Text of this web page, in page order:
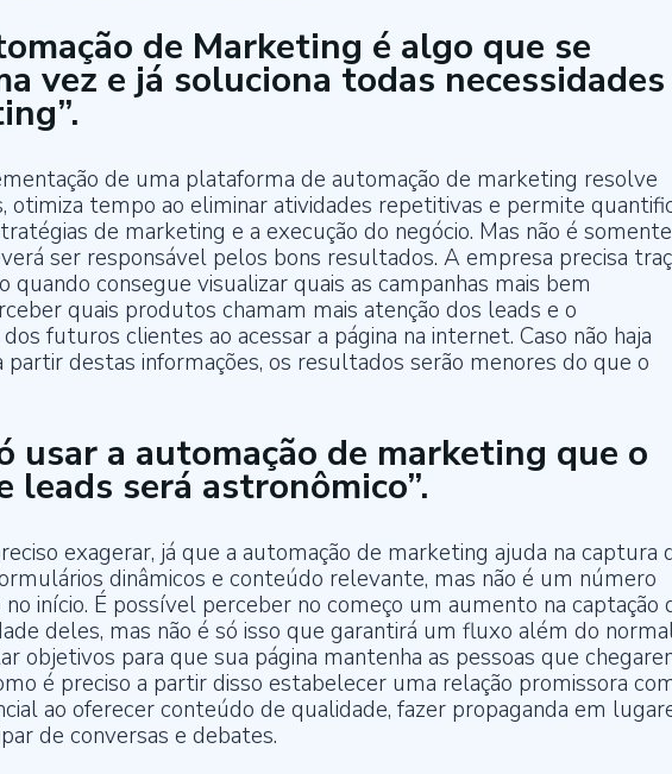
de Marketing é algo que se
vez e já soluciona todasnecessidades
de uma plataforma de automação de marketing resolve
otimiza tempo ao eliminar atividades repetitivas e permite
de marketing e a execução do negócio. Mas não é
ser responsável pelos bons resultados. A empresa precisa
quando consegue visualizar quais as campanhas mais bem
quais produtos chamam mais atenção dos leads e o
futuros clientes ao acessar a página na internet. Caso não haja
partir destas informações, os resultados serão menores do que o
usar a automação de marketing que o
leads será astronômico”.
exagerar, já que a automação de marketing ajuda na captura
dinâmicos e conteúdo relevante, mas não é um número
início. É possível perceber no começo um aumento na captação
deles, mas não é só isso que garantirá um fluxo além do
objetivos para que sua página mantenha as pessoas que
é preciso a partir disso estabelecer uma relação promissora
ao oferecer conteúdo de qualidade, fazer propaganda em
de conversas e debates.